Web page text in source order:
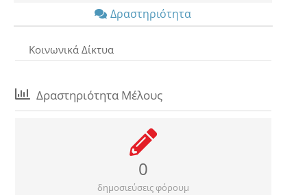
Δραστηριότητα
Κοινωνικά Δίκτυα
Δραστηριότητα Μέλους
0
δημοσιεύσεις φόρουμ